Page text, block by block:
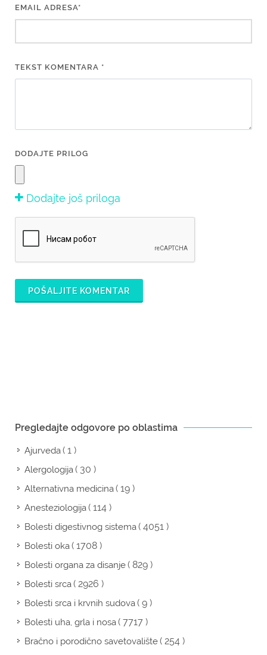
EMAIL ADRESA*
TEKST KOMENTARA *
DODAJTE PRILOG
Dodajte još priloga
POŠALJITE KOMENTAR
Pregledajte odgovore po oblastima
Ajurveda( 1 )
Alergologija( 30 )
Alternativna medicina( 19 )
Anesteziologija( 114 )
Bolesti digestivnog sistema( 4051 )
Bolesti oka( 1708 )
Bolesti organa za disanje( 829 )
Bolesti srca( 2926 )
Bolesti srca i krvnih sudova( 9 )
Bolesti uha, grla i nosa( 7717 )
Bračno i porodično savetovalište( 254 )